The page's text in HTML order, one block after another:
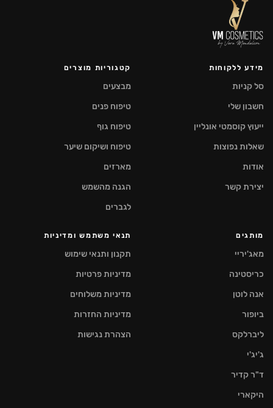
מידע ללקוחות
סל קניות
חשבון שלי
ייעוץ קוסמטי אונליין
שאלות נפוצות
אודות
יצירת קשר
קטגוריות מוצרים
מבצעים
טיפוח פנים
טיפוח גוף
טיפוח ושיקום שיער
מארזים
הגנה מהשמש
לגברים
מותגים
מאג'יריי
כריסטינה
אנה לוטן
ביופור
ליברלקס
ג'יג'י
ד"ר קדיר
היקארי
תנאי משתמש ומדיניות
תקנון ותנאי שימוש
מדיניות פרטיות
מדיניות משלוחים
מדיניות החזרות
הצהרת נגישות